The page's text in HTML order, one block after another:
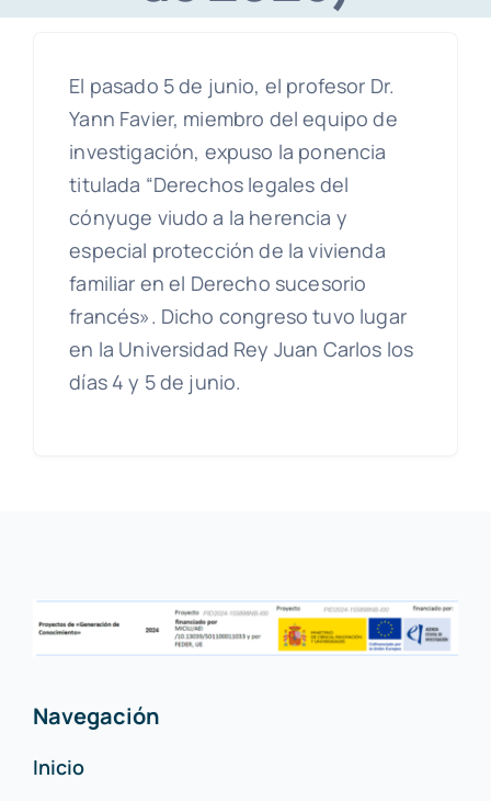
El pasado 5 de junio, el profesor Dr.
Yann Favier, miembro del equipo de
investigación, expuso la ponencia
titulada “Derechos legales del
cónyuge viudo a la herencia y
especial protección de la vivienda
familiar en el Derecho sucesorio
francés». Dicho congreso tuvo lugar
en la Universidad Rey Juan Carlos los
días 4 y 5 de junio.
Navegación
Inicio